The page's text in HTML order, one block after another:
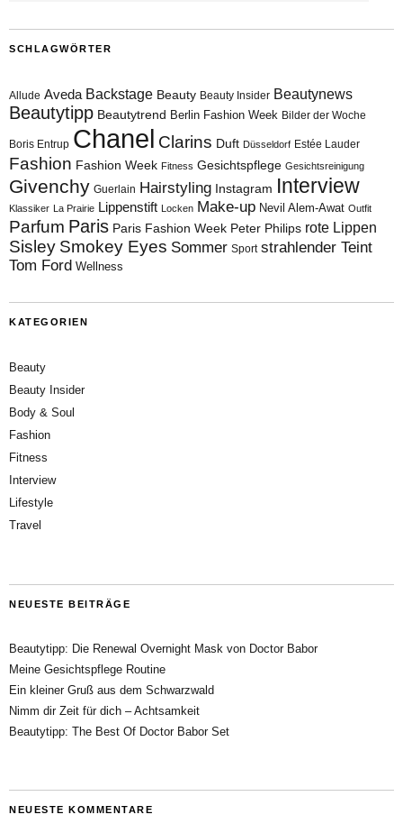
SCHLAGWÖRTER
Allude Aveda Backstage Beauty Beauty Insider Beautynews
Beautytipp Beautytrend Berlin Fashion Week Bilder der Woche
Boris Entrup Chanel Clarins Duft Düsseldorf Estée Lauder
Fashion Fashion Week Fitness Gesichtspflege Gesichtsreinigung
Givenchy Guerlain Hairstyling Instagram Interview
Klassiker La Prairie Lippenstift Locken Make-up Nevil Alem-Awat Outfit
Parfum Paris Paris Fashion Week Peter Philips rote Lippen
Sisley Smokey Eyes Sommer Sport strahlender Teint
Tom Ford Wellness
KATEGORIEN
Beauty
Beauty Insider
Body & Soul
Fashion
Fitness
Interview
Lifestyle
Travel
NEUESTE BEITRÄGE
Beautytipp: Die Renewal Overnight Mask von Doctor Babor
Meine Gesichtspflege Routine
Ein kleiner Gruß aus dem Schwarzwald
Nimm dir Zeit für dich – Achtsamkeit
Beautytipp: The Best Of Doctor Babor Set
NEUESTE KOMMENTARE